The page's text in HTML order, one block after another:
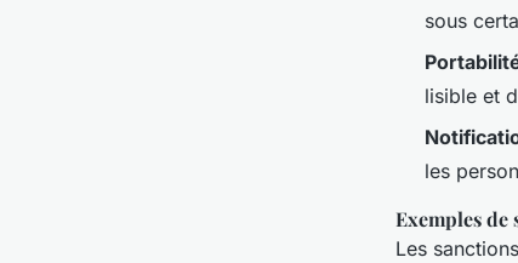
sous
lisible et
les
Exemples
Les